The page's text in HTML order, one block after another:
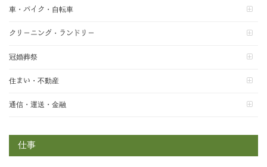
車・バイク・自転車
クリーニング・ランドリー
冠婚葬祭
住まい・不動産
通信・運送・金融
仕事